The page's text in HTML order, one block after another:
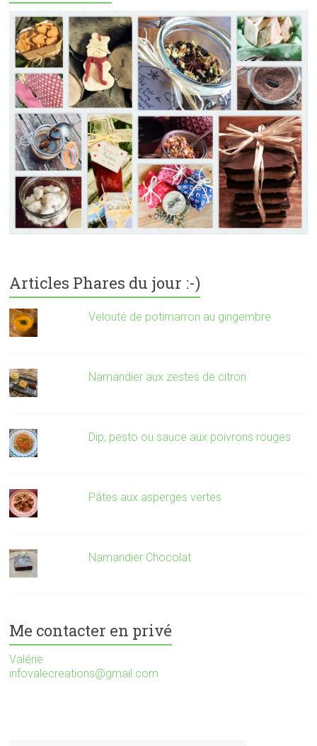
Articles Phares du jour :-)
Velouté de potimarron au gingembre
Namandier aux zestes de citron
Dip, pesto ou sauce aux poivrons rouges
Pâtes aux asperges vertes
Namandier Chocolat
Me contacter en privé
Valérie
infovalecreations@gmail.com